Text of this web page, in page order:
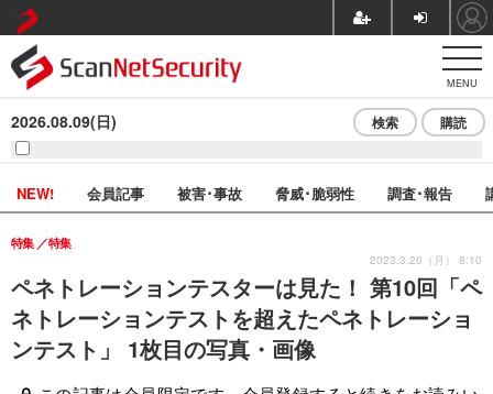
MENU
2026.08.09(日) 検索 購読
NEW! 会員記事 被害･事故 脅威･脆弱性 調査･報告
ペネトレーションテスターは見た！ 第10回「ペ
ネトレーションテストを超えたペネトレーショ
ンテスト」 1枚目の写真・画像
特集 特集
2023.3.20（月） 8:10